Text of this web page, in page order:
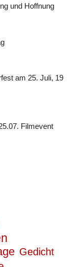
und Hoffnung
am 25. Juli, 19
Filmevent
Gedicht